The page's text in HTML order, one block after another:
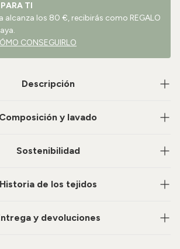
TI
alcanza los 80 €, recibirás como REGALO
CONSEGUIRLO
Descripción
Composición y lavado
Sostenibilidad
Historia de los tejidos
y devoluciones